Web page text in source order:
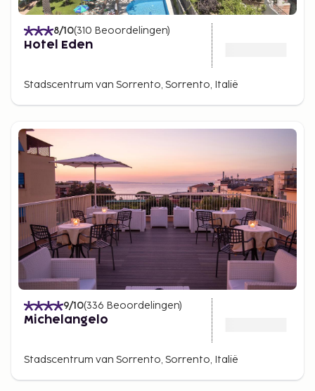
8/10(310 Beoordelingen)
Hotel Eden
Stadscentrum van Sorrento, Sorrento, Italië
9/10(336 Beoordelingen)
Michelangelo
Stadscentrum van Sorrento, Sorrento, Italië